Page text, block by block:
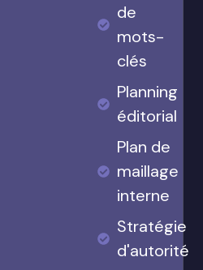
de
mots-
clés
Planning
éditorial
Plan de
maillage
interne
Stratégie
d'autorité